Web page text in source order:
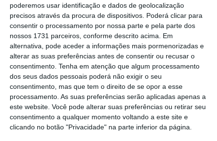
poderemos usar identificação e dados de geolocalização
precisos através da procura de dispositivos. Poderá clicar para
consentir o processamento por nossa parte e pela parte dos
nossos 1731 parceiros, conforme descrito acima. Em
alternativa, pode aceder a informações mais pormenorizadas e
alterar as suas preferências antes de consentir ou recusar o
consentimento. Tenha em atenção que algum processamento
dos seus dados pessoais poderá não exigir o seu
consentimento, mas que tem o direito de se opor a esse
processamento. As suas preferências serão aplicadas apenas a
este website. Você pode alterar suas preferências ou retirar seu
consentimento a qualquer momento voltando a este site e
clicando no botão "Privacidade" na parte inferior da página.
Neste momento,Portugal vive num nível de
restrições semelhante ao que se registou nos
últimos meses de 2020 em que o aumento do
número de casos diários levaria à reativação
do estado de emergência, um cenário que
para já não se vislumbra dado que processo
de vacinação está a amparar a pressão no
sistema de saúde. A evolução do nível
calculado para Portugal desde o início da